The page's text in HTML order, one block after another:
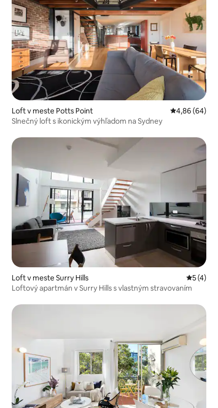
Loft v meste Potts Point Priemerné
4,86 (64)
Slnečný loft s ikonickým výhľadom na Sydney
Loft v meste Surry Hills
5 (4)
Loftový apartmán v Surry Hills s vlastným stravovaním